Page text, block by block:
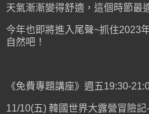
天氣漸漸變得舒適，這個時節最
今年也即將進入尾聲~抓住2023
自然吧！
《免費專題講座》週五19:30-
11/10(五) 韓國世界大露營冒險